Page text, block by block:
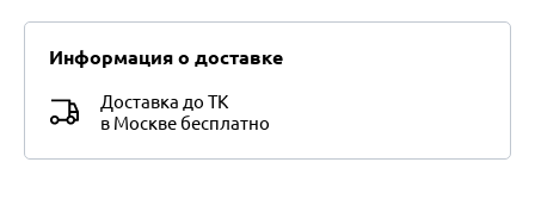
Информация о доставке
Доставка до ТК
в Москве бесплатно